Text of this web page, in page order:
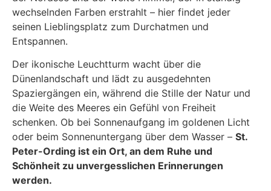
wechselnden Farben erstrahlt – hier findet jeder
seinen Lieblingsplatz zum Durchatmen und
Entspannen.
Der ikonische Leuchtturm wacht über die
Dünenlandschaft und lädt zu ausgedehnten
Spaziergängen ein, während die Stille der Natur und
die Weite des Meeres ein Gefühl von Freiheit
schenken. Ob bei Sonnenaufgang im goldenen Licht
oder beim Sonnenuntergang über dem Wasser – St.
Peter-Ording ist ein Ort, an dem Ruhe und
Schönheit zu unvergesslichen Erinnerungen
werden.